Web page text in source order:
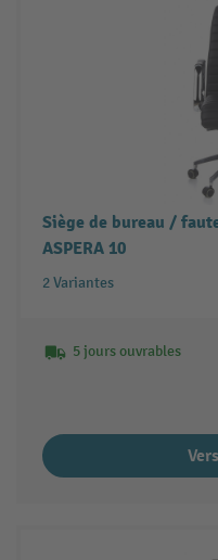
Siège de bureau /
ASPERA 10
2 Variantes
5 jours ouvrables